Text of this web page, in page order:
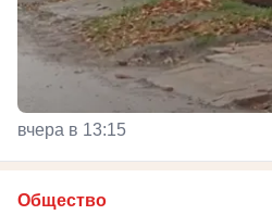
вчера в 13:15
Общество